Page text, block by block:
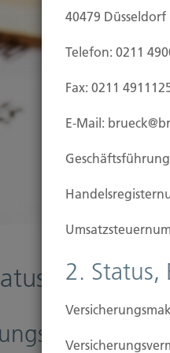
- Ihr
–
40479 Düsseldorf
Telefon: 0211
Fax: 0211
E-Mail:
2. Status,